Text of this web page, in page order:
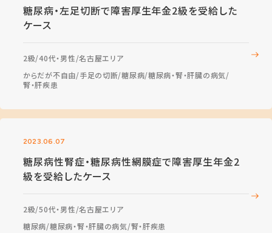
糖尿病・左足切断で障害厚生年金2級を受給した
ケース
2級 40代・男性 名古屋エリア
からだが不自由 手足の切断 糖尿病 糖尿病・腎・肝臓の病気
腎・肝疾患
2023.06.07
糖尿病性腎症・糖尿病性網膜症で障害厚生年金2
級を受給したケース
2級 50代・男性 名古屋エリア
糖尿病 糖尿病・腎・肝臓の病気 腎・肝疾患